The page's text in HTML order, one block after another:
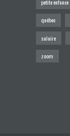
petite enfance
québec
salaire
zoom